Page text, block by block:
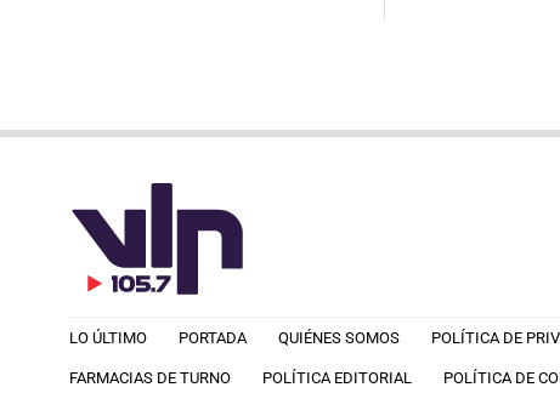
LO ÚLTIMO PORTADA QUIÉNES SOMOS POLÍTICA DE
FARMACIAS DE TURNO POLÍTICA EDITORIAL POLÍTICA DE